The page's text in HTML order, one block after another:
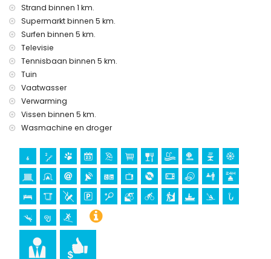
de Jávea, Jávea), historische plaats (Pueblo de Jávea en
Jávea) (binnen 10 kilometer van de accommodatie)
paleis (Koninklijk Paleis van Valencia), kasteel (Portal de la
Vila en Dénia) (binnen 25 kilometer van de accommodatie)
Sporten
tennis, mountainbiken, fietsen, klimmen, kanoën, kajakken,
vissen, duiken, snorkelen en surfen (binnen 5 kilometer van
de villa)
paardrijden (binnen 10 kilometer van de villa)
Strand binnen 1 km.
Supermarkt binnen 5 km.
Surfen binnen 5 km.
Televisie
Tennisbaan binnen 5 km.
Tuin
Vaatwasser
Verwarming
Vissen binnen 5 km.
Wasmachine en droger